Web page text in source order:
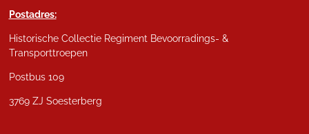
Postadres:
Historische Collectie Regiment Bevoorradings- &
Transporttroepen
Postbus 109
3769 ZJ Soesterberg